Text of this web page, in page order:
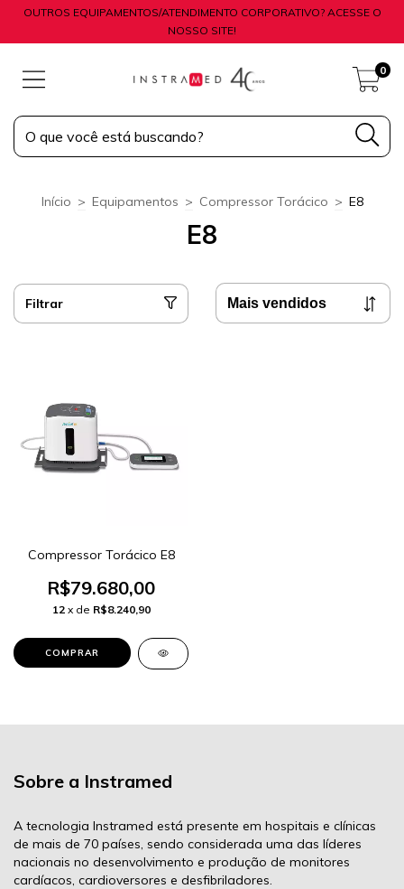
OUTROS EQUIPAMENTOS/ATENDIMENTO CORPORATIVO? ACESSE O
NOSSO SITE!
0
Início > Equipamentos > Compressor Torácico > E8
E8
Filtrar
Compressor Torácico E8
R$79.680,00
12 x de R$8.240,90
Sobre a Instramed
A tecnologia Instramed está presente em hospitais e clínicas
de mais de 70 países, sendo considerada uma das líderes
nacionais no desenvolvimento e produção de monitores
cardíacos, cardioversores e desfibriladores.